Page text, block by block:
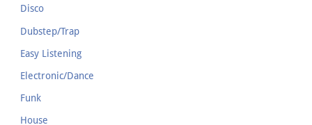
Disco
Dubstep/Trap
Easy Listening
Electronic/Dance
Funk
House